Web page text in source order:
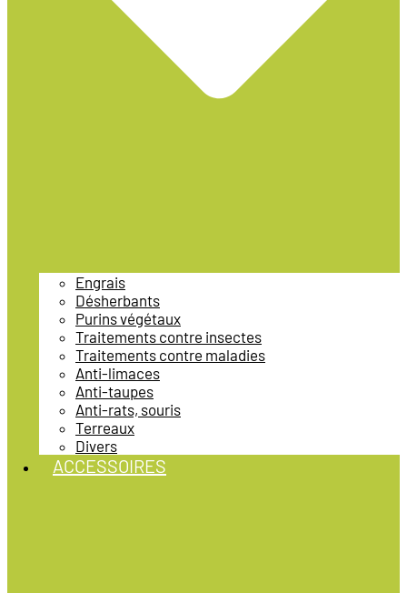
Engrais
Désherbants
Purins végétaux
Traitements contre insectes
Traitements contre maladies
Anti-limaces
Anti-taupes
Anti-rats, souris
Terreaux
Divers
ACCESSOIRES